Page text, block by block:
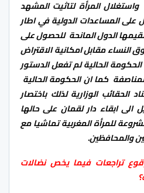
المرأة لتاثيت المشهد
المساعدات الدولية في اطار
الدول المانحة للحصول على
النساء مقابل امكانية الاقتراض
الحالية لم تفعل الدستور
كما ان الحكومة الحالية
الوزارية لذلك باختصار
الى ابقاء دار لقمان على حالها
للمرأة المغربية تماشيا مع
والمحافظين.
تراجعات فيما يخص نضالات